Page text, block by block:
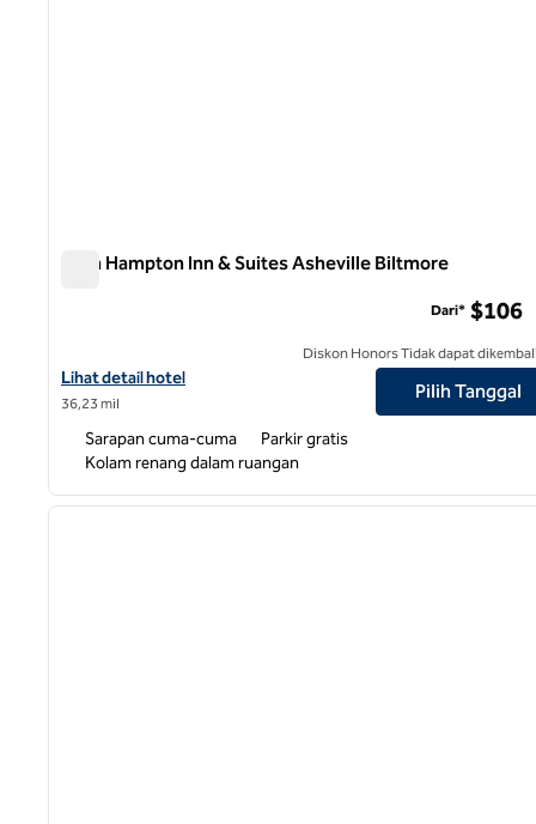
Area Hampton Inn & Suites Asheville Biltmore
Lihat detail hotel untuk Area Hampton Inn & Suites Asheville
Lihat detail hotel
36,23 mil
Dari* $106
Diskon Honors Tidak dapat
Pilih Tanggal
Sarapan cuma-cuma
Parkir gratis
Kolam renang dalam ruangan
1 dari 12